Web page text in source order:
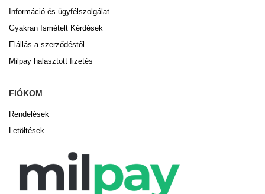
Információ és ügyfélszolgálat
Gyakran Ismételt Kérdések
Elállás a szerződéstől
Milpay halasztott fizetés
FIÓKOM
Rendelések
Letöltések